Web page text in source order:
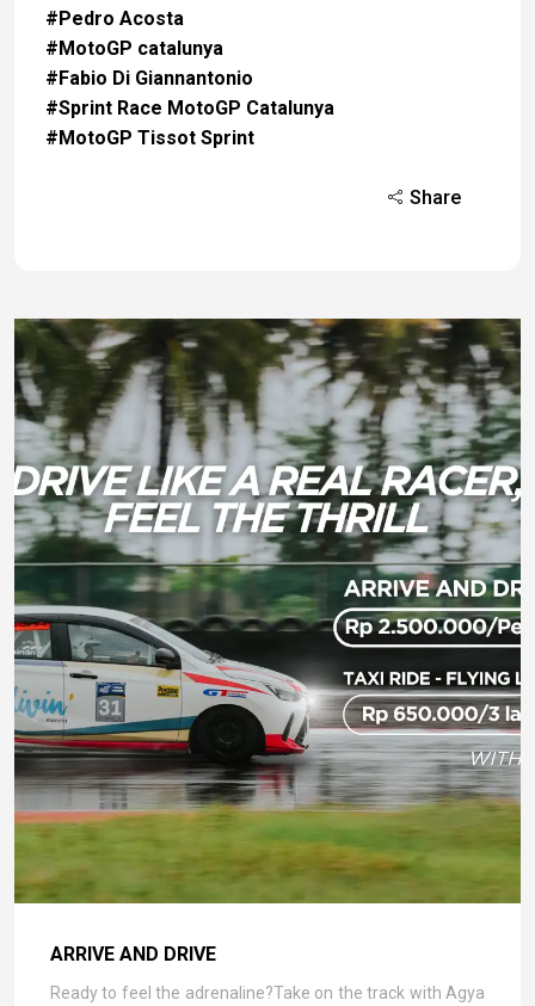
#Pedro Acosta
#MotoGP catalunya
#Fabio Di Giannantonio
#Sprint Race MotoGP Catalunya
#MotoGP Tissot Sprint
Share
ARRIVE AND DRIVE
Ready to feel the adrenaline?Take on the track with Agya